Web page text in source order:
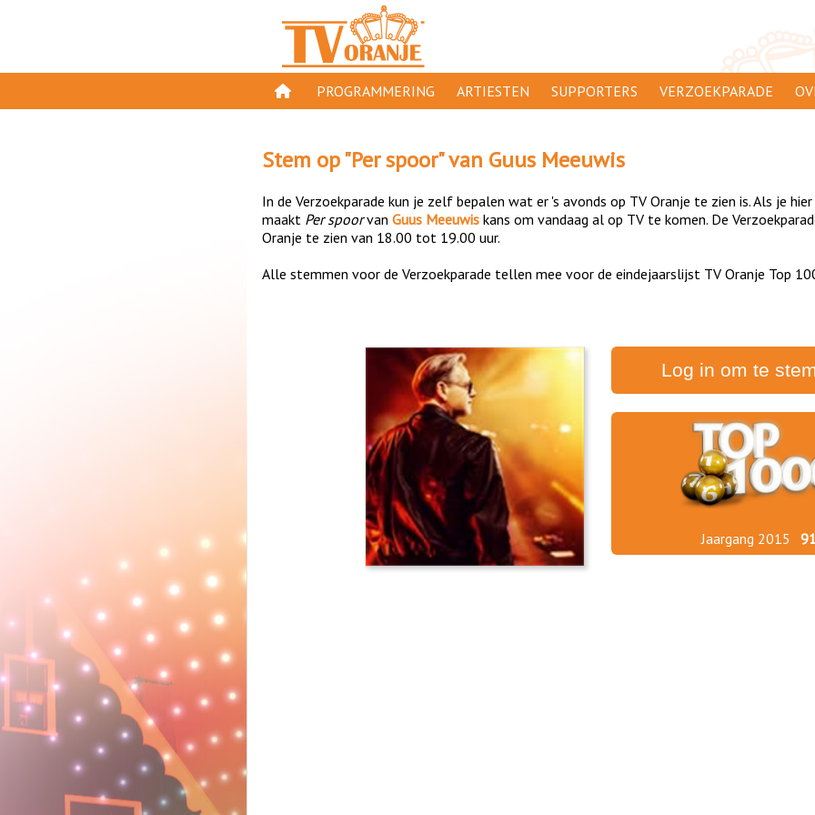
PROGRAMMERING
GESPEELD OP TV ORANJE
ORANJE KROON
TV ORANJE TOP 1000
11 VAN ORANJE
ARTIESTEN SUPPORTERS
AANMELDEN
VERZOEKPARADE
Stem op "Per spoor" van Guus Meeuwis
In de Verzoekparade kun je zelf bepalen wat er 's avonds op TV Oranje te zien is. Als je
maakt Per spoorvan Guus Meeuwis kans om vandaag al op TV te komen. De
Oranje te zien van 18.00 tot 19.00 uur.
Alle stemmen voor de Verzoekparade tellen mee voor de eindejaarslijst TV Oranje Top
Log in om te
Jaargang 2015